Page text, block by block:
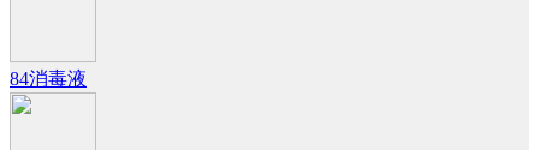
84消毒液